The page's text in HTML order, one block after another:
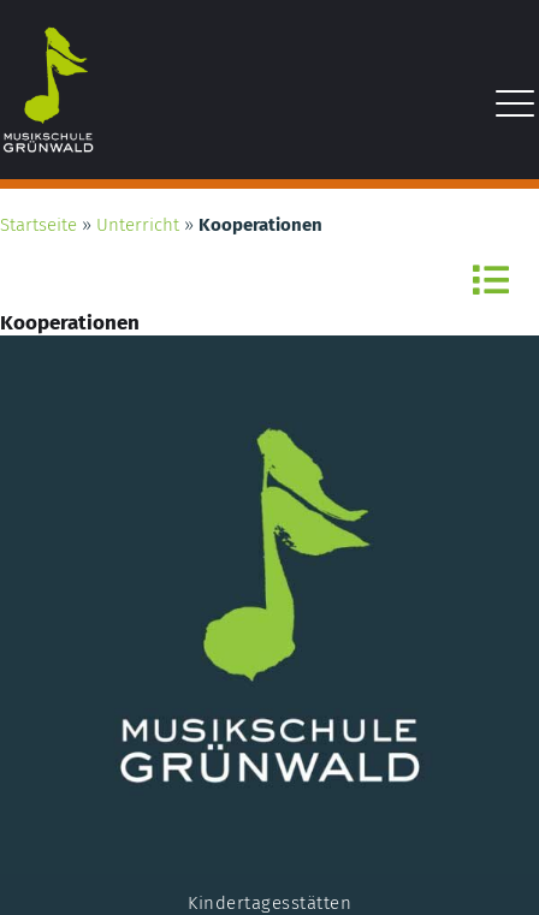
Startseite » Unterricht » Kooperationen
Kooperationen
Kindertagesstätten